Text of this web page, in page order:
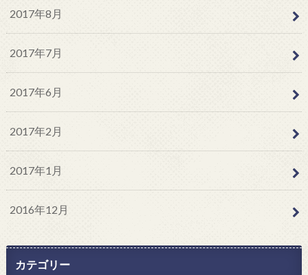
2017年8月
2017年7月
2017年6月
2017年2月
2017年1月
2016年12月
カテゴリー